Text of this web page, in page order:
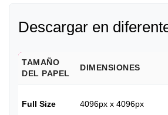
Descargar en
TAMAÑO
DEL PAPEL
DIMENSIONES
Full Size 4096px x 4096px